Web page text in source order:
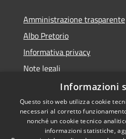
Amministrazione trasparente
Albo Pretorio
Informativa privacy
Note legali
Dichiarazione di accessibilità
RSS
Informazioni
Questo sito web utilizza cookie
necessari al corretto
nonché un cookie tecnico
informazioni statistiche,